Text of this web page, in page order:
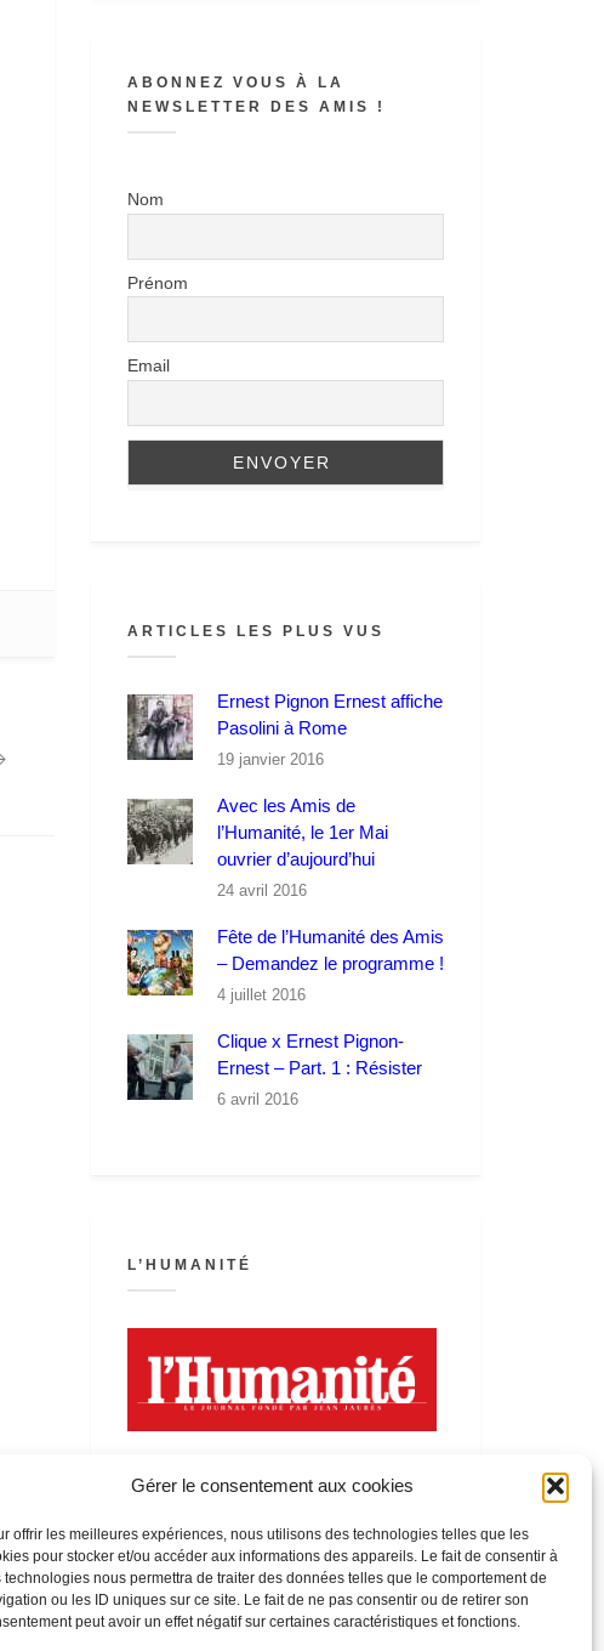
Gérer le consentement aux cookies
offrir les meilleures expériences, nous utilisons des technologies telles que les
pour stocker et/ou accéder aux informations des appareils. Le fait de consentir à
technologies nous permettra de traiter des données telles que le comportement de
ou les ID uniques sur ce site. Le fait de ne pas consentir ou de retirer son
peut avoir un effet négatif sur certaines caractéristiques et fonctions.
ABONNEZ VOUS À LA
NEWSLETTER DES AMIS !
Nom
Prénom
Email
ARTICLES LES PLUS VUS
Ernest Pignon Ernest affiche
Pasolini à Rome
19 janvier 2016
Avec les Amis de
l’Humanité, le 1er Mai
ouvrier d’aujourd’hui
24 avril 2016
Fête de l’Humanité des Amis
– Demandez le programme !
4 juillet 2016
Clique x Ernest Pignon-
Ernest – Part. 1 : Résister
6 avril 2016
L’HUMANITÉ
LA FÊTE DE L’HUMANITÉ